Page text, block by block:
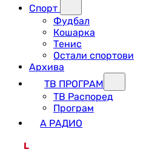
Спорт
Фудбал
Кошарка
Тенис
Остали спортови
Архива
ТВ ПРОГРАМ
ТВ Распоред
Програм
А РАДИО
L